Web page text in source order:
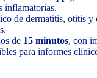
inflamatorias.
de dermatitis, otitis y
de 15 minutos, con
para informes